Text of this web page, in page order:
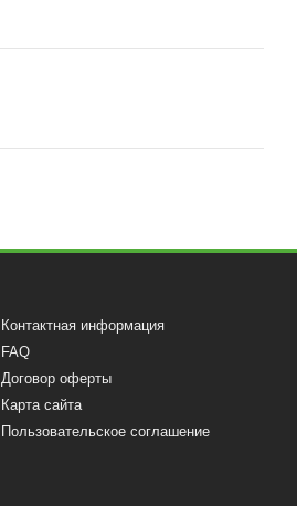
Контактная информация
FAQ
Договор оферты
Карта сайта
Пользовательское соглашение